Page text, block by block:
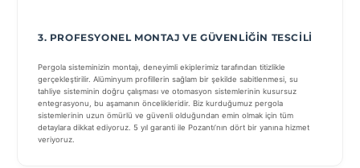
3. PROFESYONEL MONTAJ VE GÜVENLIĞIN TESCILI
Pergola sisteminizin montajı, deneyimli ekiplerimiz tarafından titizlikle
gerçekleştirilir. Alüminyum profillerin sağlam bir şekilde sabitlenmesi, su
tahliye sisteminin doğru çalışması ve otomasyon sistemlerinin kusursuz
entegrasyonu, bu aşamanın öncelikleridir. Biz kurduğumuz pergola
sistemlerinin uzun ömürlü ve güvenli olduğundan emin olmak için tüm
detaylara dikkat ediyoruz. 5 yıl garanti ile Pozantı’nın dört bir yanına hizmet
veriyoruz.